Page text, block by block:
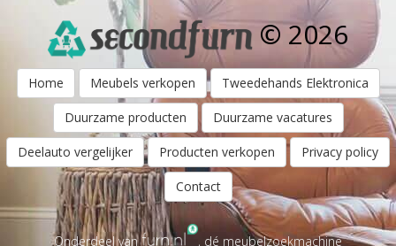
© 2026
Home Meubels verkopen Tweedehands Elektronica
Duurzame producten Duurzame vacatures
Deelauto vergelijker Producten verkopen Privacy policy
Contact
Onderdeel van , dé meubelzoekmachine